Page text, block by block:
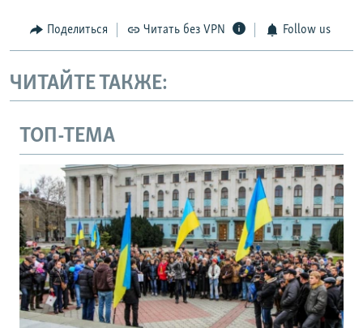
Поделиться Читать без VPN Follow us
ЧИТАЙТЕ ТАКЖЕ:
ТОП-ТЕМА